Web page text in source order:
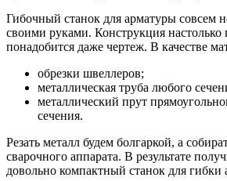
Гибочный станок для арматуры совсем
своими руками. Конструкция настолько
понадобится даже чертеж. В качестве
обрезки швеллеров;
металлическая труба любого
металлический прут
сечения.
Резать металл будем болгаркой, а
сварочного аппарата. В результате
довольно компактный станок для гибки